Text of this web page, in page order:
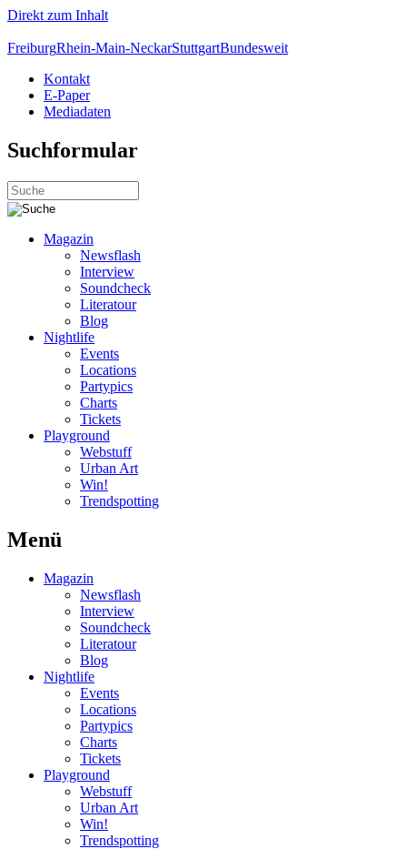
Direkt zum Inhalt
FreiburgRhein-Main-NeckarStuttgartBundesweit
Kontakt
E-Paper
Mediadaten
Suchformular
Magazin
Newsflash
Interview
Soundcheck
Literatour
Blog
Nightlife
Events
Locations
Partypics
Charts
Tickets
Playground
Webstuff
Urban Art
Win!
Trendspotting
Menü
Magazin
Newsflash
Interview
Soundcheck
Literatour
Blog
Nightlife
Events
Locations
Partypics
Charts
Tickets
Playground
Webstuff
Urban Art
Win!
Trendspotting